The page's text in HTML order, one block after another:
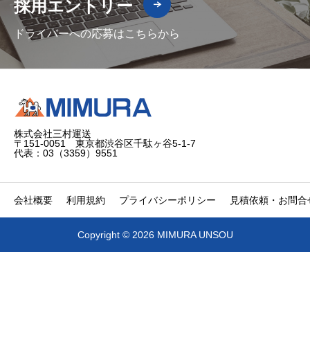
採用エントリー
ドライバーへの応募はこちらから
株式会社三村運送
〒151-0051 東京都渋谷区千駄ヶ谷5-1-7
代表：03（3359）9551
会社概要 利用規約 プライバシーポリシー 見積依頼・お問合
Copyright © 2026 MIMURA UNSOU